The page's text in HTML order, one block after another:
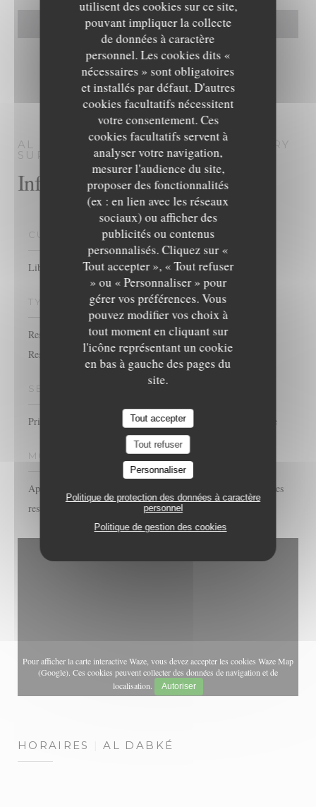
utilisent des cookies sur ce site,
pouvant impliquer la collecte
de données à caractère
personnel. Les cookies dits «
nécessaires » sont obligatoires
et installés par défaut. D'autres
cookies facultatifs nécessitent
votre consentement. Ces
cookies facultatifs servent à
analyser votre navigation,
mesurer l'audience du site,
proposer des fonctionnalités
(ex : en lien avec les réseaux
sociaux) ou afficher des
publicités ou contenus
personnalisés. Cliquez sur «
Tout accepter », « Tout refuser
» ou « Personnaliser » pour
gérer vos préférences. Vous
pouvez modifier vos choix à
tout moment en cliquant sur
l'icône représentant un cookie
en bas à gauche des pages du
site.
Tout accepter
Tout refuser
Personnaliser
Politique de protection des données à caractère
personnel
Politique de gestion des cookies
AL DABKÉRESTAURANT LIBANAIS IVRY
SUR SEINE
Infos pratiques
CUISINE
Libanaise, Produits frais, Fait maison, Cuisine Traditionnelle
TYPE DE RESTAURANT
Restaurant Libanais,
Restaurant traditionnel
SERVICES
Privatisation, Terrasse, Accès aux personnes à mobilité réduite
MOYENS DE PAIEMENT
Apple Pay, Paiement Sans Contact, Eurocard/Mastercard, Titres
restaurant, Espèces, Visa, Carte Bleue
Pour afficher la carte interactive Waze, vous devez accepter les cookies Waze Map
(Google). Ces cookies peuvent collecter des données de navigation et de
localisation.
Autoriser
HORAIRES AL DABKÉ
Al Dabké